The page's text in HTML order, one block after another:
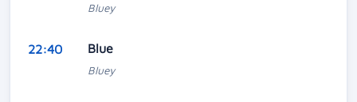
Bluey
22:40 Blue
Bluey